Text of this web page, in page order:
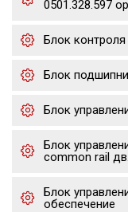
0501.328.597
Блок контроля
Блок
Блок
Блок
common rail
Блок
обеспечение